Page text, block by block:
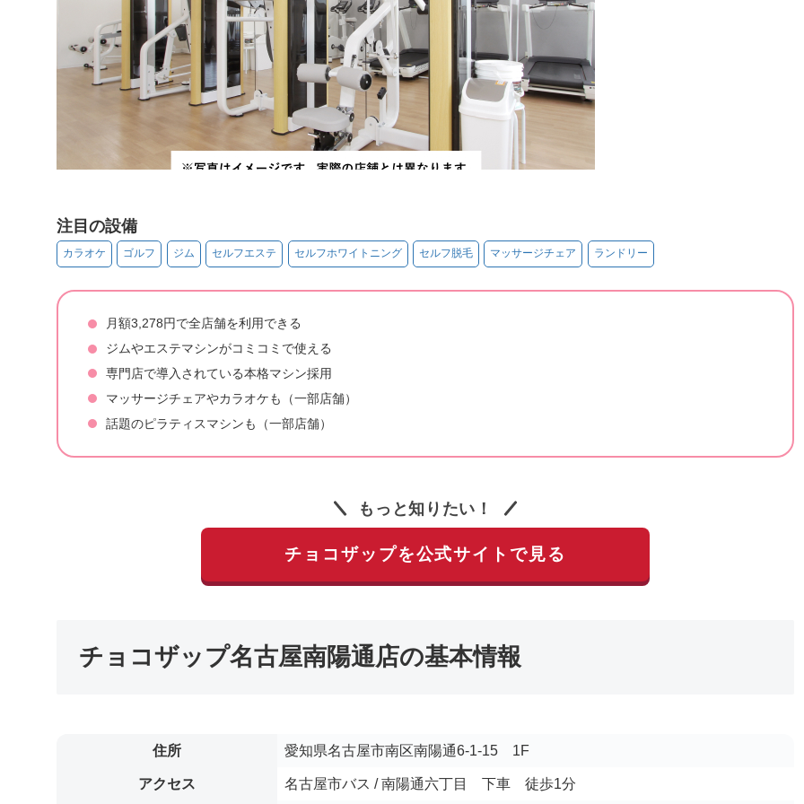
注目の設備
カラオケ ゴルフ ジム セルフエステ セルフホワイトニング セルフ脱毛 マッサージチェア ランドリー
月額3,278円で全店舗を利用できる
ジムやエステマシンがコミコミで使える
専門店で導入されている本格マシン採用
マッサージチェアやカラオケも（一部店舗）
話題のピラティスマシンも（一部店舗）
もっと知りたい！
チョコザップを公式サイトで見る
チョコザップ名古屋南陽通店の基本情報
住所 愛知県名古屋市南区南陽通6-1-15 1F
アクセス 名古屋市バス / 南陽通六丁目 下車 徒歩1分